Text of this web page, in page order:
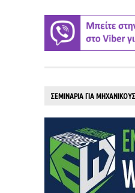
ΣΕΜΙΝΑΡΙΑ ΓΙΑ ΜΗΧΑΝΙΚΟΥΣ